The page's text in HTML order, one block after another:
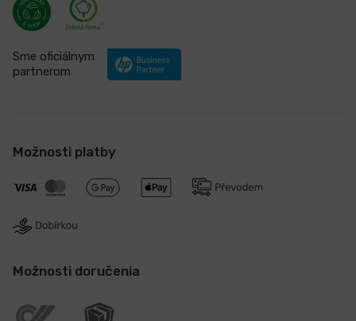
Sme oficiálnym
partnerom
Možnosti platby
Možnosti doručenia